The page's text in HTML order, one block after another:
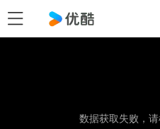
数据获取失败，